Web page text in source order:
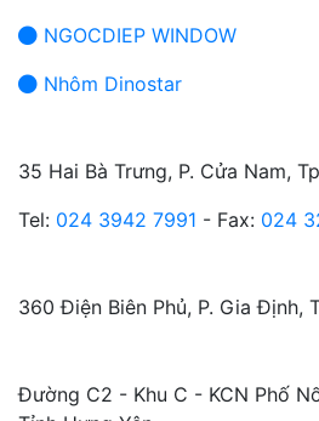
NGOCDIEP WINDOW
Nhôm Dinostar
35 Hai Bà Trưng, P. Cửa Nam,
Tel: 024 3942 7991 - Fax: 024
360 Điện Biên Phủ, P. Gia Định,
Đường C2 - Khu C - KCN Phố